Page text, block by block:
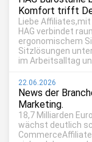
Komfort trifft
Liebe
HAG verbindet
ergonomischem
Sitzlösungen
im Arbeitsalltag
22.06.2026
News der
Marketing.
18,7 Milliarden
wächst deutlich